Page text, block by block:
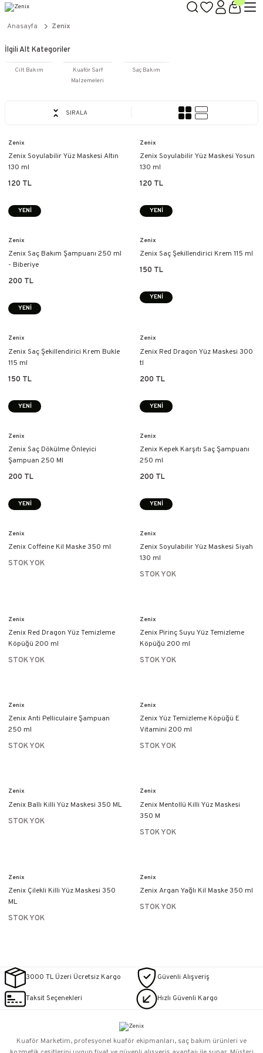
Anasayfa Zenix
İlgili Alt Kategoriler
Cilt Bakım
Kuaför Sarf
Malzemeleri
Saç Bakım
SIRALA
Zenix
Zenix Soyulabilir Yüz Maskesi Altın
130 ml
120 TL
YENİ
Zenix
Zenix Soyulabilir Yüz Maskesi Yosun
130 ml
120 TL
YENİ
Zenix
Zenix Saç Bakım Şampuanı 250 ml
- Biberiye
200 TL
YENİ
Zenix
Zenix Saç Şekillendirici Krem ​​115 ml
150 TL
YENİ
Zenix
Zenix Saç Şekillendirici Krem ​​Bukle
115 ml
150 TL
YENİ
Zenix
Zenix Red Dragon Yüz Maskesi 300
tl
200 TL
YENİ
Zenix
Zenix Saç Dökülme Önleyici
Şampuan 250 Ml
200 TL
YENİ
Zenix
Zenix Kepek Karşıtı Saç Şampuanı
250 ml
200 TL
YENİ
Zenix
Zenix Coffeine Kil Maske 350 ml
STOK YOK
Zenix
Zenix Soyulabilir Yüz Maskesi Siyah
130 ml
STOK YOK
Zenix
Zenix Red Dragon Yüz Temizleme
Köpüğü 200 ml
STOK YOK
Zenix
Zenix Pirinç Suyu Yüz Temizleme
Köpüğü 200 ml
STOK YOK
Zenix
Zenix Anti Pelliculaire Şampuan
250 ml
STOK YOK
Zenix
Zenix Yüz Temizleme Köpüğü E
Vitamini 200 ml
STOK YOK
Zenix
Zenix Ballı Killi Yüz Maskesi 350 ML
STOK YOK
Zenix
Zenix Mentollü Killi Yüz Maskesi
350 M
STOK YOK
Zenix
Zenix Çilekli Killi Yüz Maskesi 350
ML
STOK YOK
Zenix
Zenix Argan Yağlı Kil Maske 350 ml
STOK YOK
3000 TL Üzeri Ücretsiz Kargo Güvenli Alışveriş
Taksit Seçenekleri Hızlı Güvenli Kargo
Kuaför Marketim, profesyonel kuaför ekipmanları, saç bakım ürünleri ve